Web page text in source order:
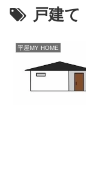
戸建て
平屋MY HOME